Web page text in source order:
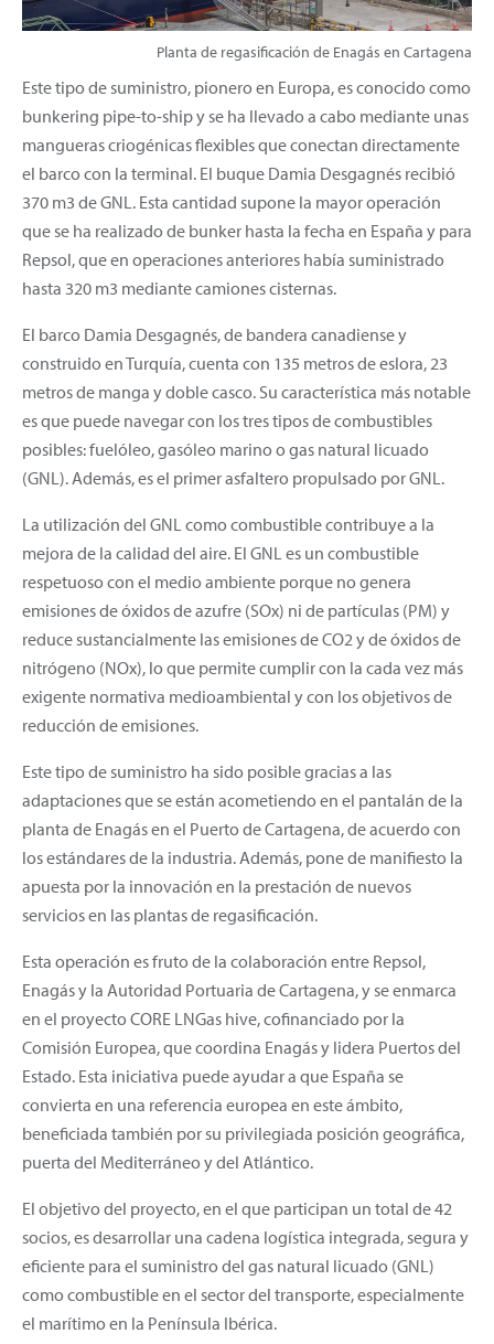
Planta de regasificación de Enagás en Cartagena
Este tipo de suministro, pionero en Europa, es conocido como
bunkering pipe-to-ship y se ha llevado a cabo mediante unas
mangueras criogénicas flexibles que conectan directamente
el barco con la terminal. El buque Damia Desgagnés recibió
370 m3 de GNL. Esta cantidad supone la mayor operación
que se ha realizado de bunker hasta la fecha en España y para
Repsol, que en operaciones anteriores había suministrado
hasta 320 m3 mediante camiones cisternas.
El barco Damia Desgagnés, de bandera canadiense y
construido en Turquía, cuenta con 135 metros de eslora, 23
metros de manga y doble casco. Su característica más notable
es que puede navegar con los tres tipos de combustibles
posibles: fuelóleo, gasóleo marino o gas natural licuado
(GNL). Además, es el primer asfaltero propulsado por GNL.
La utilización del GNL como combustible contribuye a la
mejora de la calidad del aire. El GNL es un combustible
respetuoso con el medio ambiente porque no genera
emisiones de óxidos de azufre (SOx) ni de partículas (PM) y
reduce sustancialmente las emisiones de CO2 y de óxidos de
nitrógeno (NOx), lo que permite cumplir con la cada vez más
exigente normativa medioambiental y con los objetivos de
reducción de emisiones.
Este tipo de suministro ha sido posible gracias a las
adaptaciones que se están acometiendo en el pantalán de la
planta de Enagás en el Puerto de Cartagena, de acuerdo con
los estándares de la industria. Además, pone de manifiesto la
apuesta por la innovación en la prestación de nuevos
servicios en las plantas de regasificación.
Esta operación es fruto de la colaboración entre Repsol,
Enagás y la Autoridad Portuaria de Cartagena, y se enmarca
en el proyecto CORE LNGas hive, cofinanciado por la
Comisión Europea, que coordina Enagás y lidera Puertos del
Estado. Esta iniciativa puede ayudar a que España se
convierta en una referencia europea en este ámbito,
beneficiada también por su privilegiada posición geográfica,
puerta del Mediterráneo y del Atlántico.
El objetivo del proyecto, en el que participan un total de 42
socios, es desarrollar una cadena logística integrada, segura y
eficiente para el suministro del gas natural licuado (GNL)
como combustible en el sector del transporte, especialmente
el marítimo en la Península Ibérica.